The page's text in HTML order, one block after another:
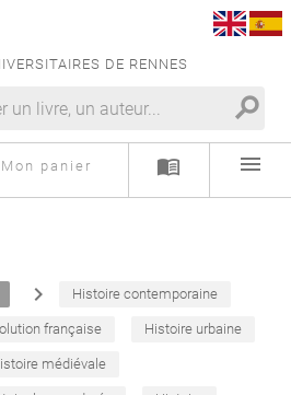
DE RENNES
search
Mon panier menu_book menu
navigate_next Histoire contemporaine
française Histoire urbaine
médiévale